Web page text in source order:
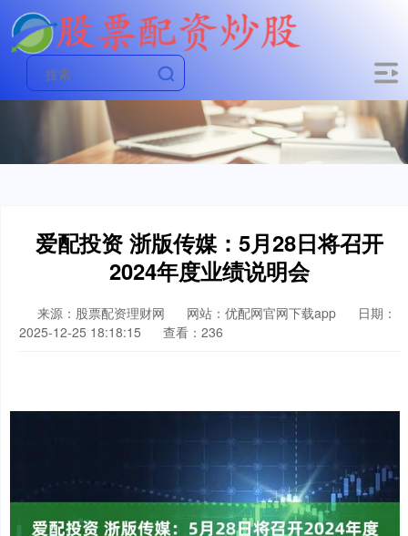
爱配投资 浙版传媒：5月28日将召开
2024年度业绩说明会
来源：股票配资理财网 网站：优配网官网下载app
日期：
2025-12-25 18:18:15
查看：236